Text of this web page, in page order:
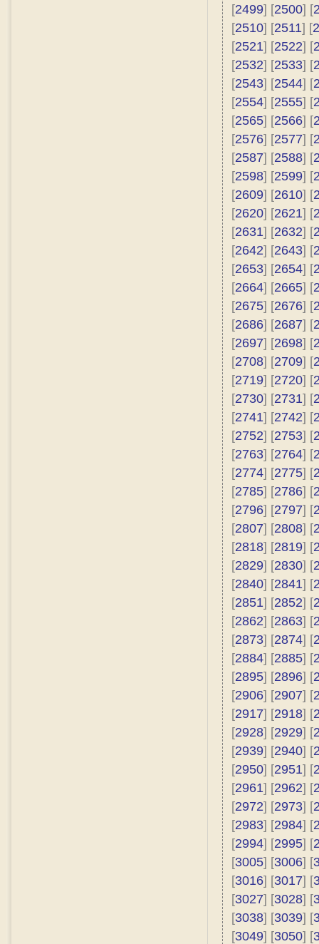
[2499] [2500] [
[2510] [2511] [
[2521] [2522] [
[2532] [2533] [
[2543] [2544] [
[2554] [2555] [
[2565] [2566] [
[2576] [2577] [
[2587] [2588] [
[2598] [2599] [
[2609] [2610] [
[2620] [2621] [
[2631] [2632] [
[2642] [2643] [
[2653] [2654] [
[2664] [2665] [
[2675] [2676] [
[2686] [2687] [
[2697] [2698] [
[2708] [2709] [
[2719] [2720] [
[2730] [2731] [
[2741] [2742] [
[2752] [2753] [
[2763] [2764] [
[2774] [2775] [
[2785] [2786] [
[2796] [2797] [
[2807] [2808] [
[2818] [2819] [
[2829] [2830] [
[2840] [2841] [
[2851] [2852] [
[2862] [2863] [
[2873] [2874] [
[2884] [2885] [
[2895] [2896] [
[2906] [2907] [
[2917] [2918] [
[2928] [2929] [
[2939] [2940] [
[2950] [2951] [
[2961] [2962] [
[2972] [2973] [
[2983] [2984] [
[2994] [2995] [
[3005] [3006] [
[3016] [3017] [
[3027] [3028] [
[3038] [3039] [
[3049] [3050] [